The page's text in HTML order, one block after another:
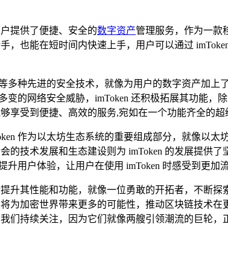
提供了便捷、安全的数字资产管理服务，作为一款
也能在短时间内快速上手，用户可以通过
多种先进的安全技术，就像为用户的数字资产加上
的网络安全威胁，imToken 还积极拓展其功能，
受到便捷、高效的服务,宛如在一个功能齐全的超
作为以太坊生态系统的重要组成部分，就像以
技术发展和生态建设则为 imToken 的发展提供
用户体验，让用户在使用 imToken 时感受到更加
其性能和功能，就像一位勇敢的开拓者，不断探
为加密世界带来更多的可能性，推动区块链技术
持续关注，因为它们就像两艘引领潮流的巨轮，